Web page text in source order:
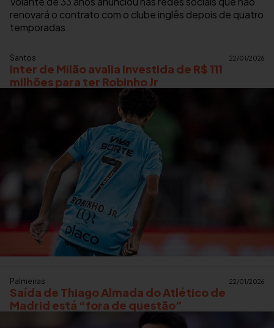
renovará o contrato com o clube inglês depois de quatro
temporadas
Santos 22/01/2026
Inter de Milão avalia investida de R$ 111
milhões para ter Robinho Jr
Palmeiras 22/01/2026
Saída de Thiago Almada do Atlético de
Madrid está “fora de questão”